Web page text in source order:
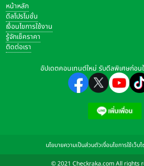
หน้าหลัก
ดีลโปรโมชั่น
เงื่อนไขการใช้งาน
รู้จักเช็คราคา
ติดต่อเรา
อัปเดตคอนเทนต์ใหม่ รับดีลพิเศษก่อน
นโยบายความเป็นส่วนตัวเงื่อนไขการใช้เว็บ
© 2021 Checkraka.com All rights